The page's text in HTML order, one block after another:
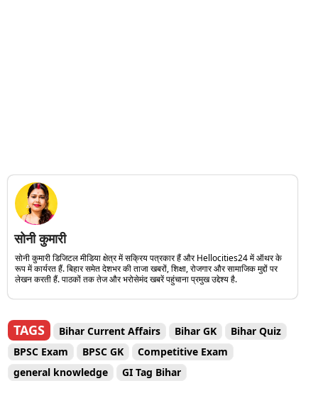
सोनी कुमारी
सोनी कुमारी डिजिटल मीडिया क्षेत्र में सक्रिय पत्रकार हैं और Hellocities24 में ऑथर के
रूप में कार्यरत हैं. बिहार समेत देशभर की ताजा खबरों, शिक्षा, रोजगार और सामाजिक मुद्दों पर
लेखन करती हैं. पाठकों तक तेज और भरोसेमंद खबरें पहुंचाना प्रमुख उद्देश्य है.
TAGS Bihar Current Affairs Bihar GK
Bihar Quiz
BPSC Exam
BPSC GK
Competitive Exam
general knowledge
GI Tag Bihar